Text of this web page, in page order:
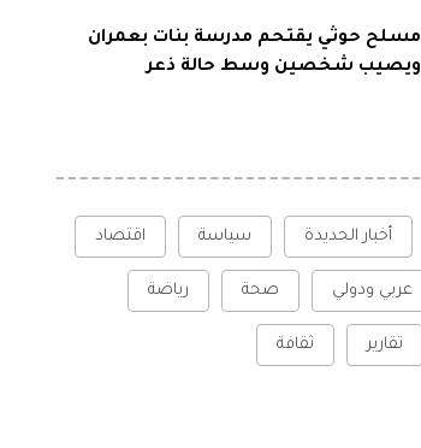
مسلح حوثي يقتحم مدرسة بنات بعمران
ويصيب شخصين وسط حالة ذعر
أخبار الحديدة سياسة اقتصاد
عربي ودولي صحة رياضة
تقارير ثقافة